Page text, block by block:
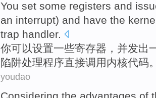
You set some registers and
an interrupt) and have the
trap handler.
你可以设置一些寄存器 ， 并发出
陷阱处理程序直接调用内核代码
youdao
Considering the advantages of